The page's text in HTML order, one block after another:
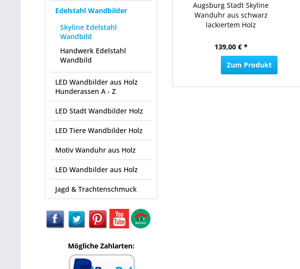
Edelstahl Wandbilder
Skyline Edelstahl
Wandbild
Handwerk Edelstahl
Wandbild
LED Wandbilder aus Holz
Hunderassen A - Z
LED Stadt Wandbilder Holz
LED Tiere Wandbilder Holz
Motiv Wanduhr aus Holz
LED Wandbilder aus Holz
Jagd & Trachtenschmuck
Mögliche Zahlarten:
Augsburg Stadt Skyline
Wanduhr aus schwarz
lackiertem Holz
139,00 € *
Zum Produkt